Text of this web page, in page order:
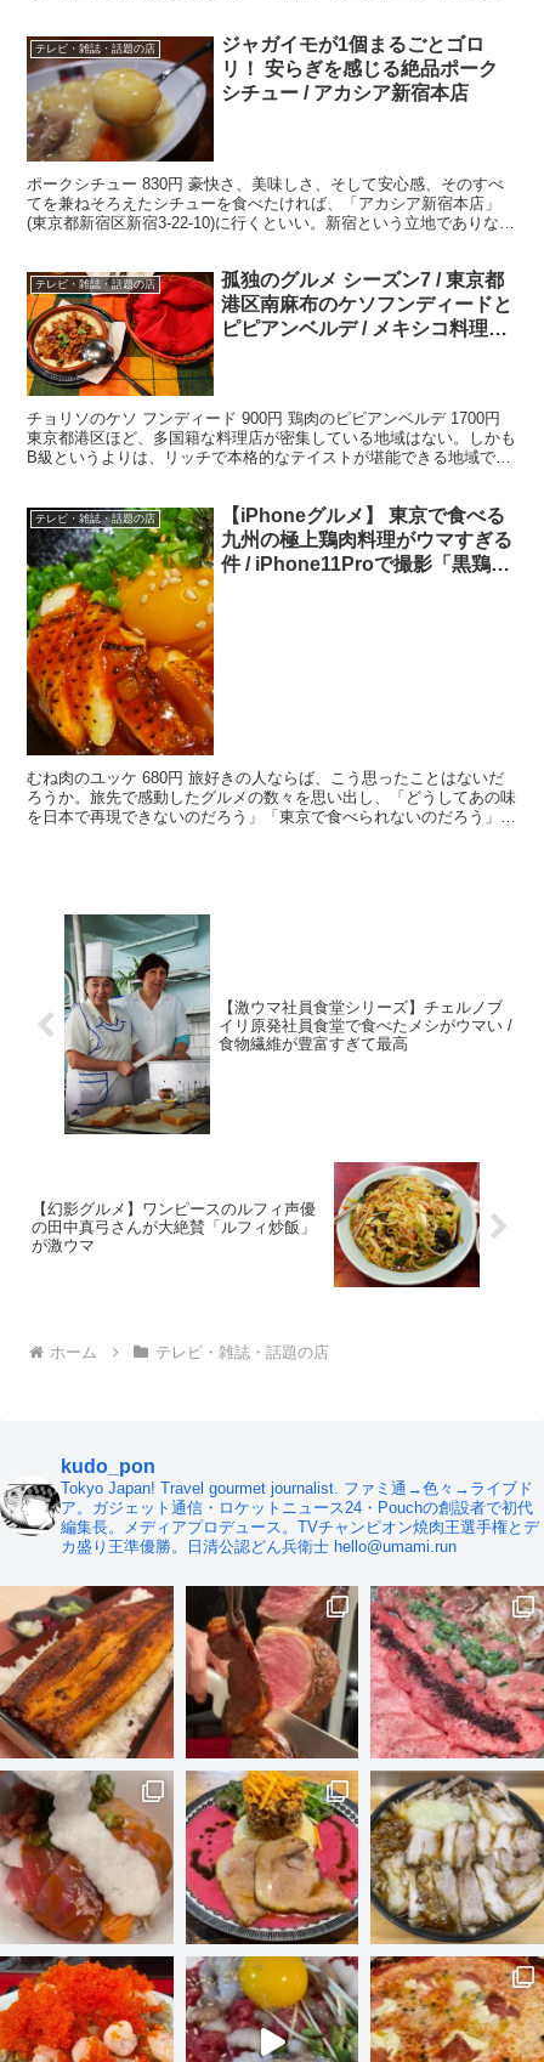
テレビ・雑誌・話題の店
ジャガイモが1個まるごとゴロ
リ！ 安らぎを感じる絶品ポーク
シチュー / アカシア新宿本店
ポークシチュー 830円 豪快さ、美味しさ、そして安心感、そのすべ
てを兼ねそろえたシチューを食べたければ、「アカシア新宿本店」
(東京都新宿区新宿3-22-10)に行くといい。新宿という立地でありなが
テレビ・雑誌・話題の店
孤独のグルメ シーズン7 / 東京都
港区南麻布のケソフンディードと
ピピアンベルデ / メキシコ料理の
チョリソのケソ フンディード 900円 鶏肉のピピアンベルデ 1700円
東京都港区ほど、多国籍な料理店が密集している地域はない。しかも
B級というよりは、リッチで本格的なテイストが堪能できる地域でも
テレビ・雑誌・話題の店
【iPhoneグルメ】 東京で食べる
九州の極上鶏肉料理がウマすぎる
件 / iPhone11Proで撮影「黒鶏フ
むね肉のユッケ 680円 旅好きの人ならば、こう思ったことはないだ
ろうか。旅先で感動したグルメの数々を思い出し、「どうしてあの味
を日本で再現できないのだろう」「東京で食べられないのだろう」
【激ウマ社員食堂シリーズ】チェルノブ
イリ原発社員食堂で食べたメシがウマい /
食物繊維が豊富すぎて最高
【幻影グルメ】ワンピースのルフィ声優
の田中真弓さんが大絶賛「ルフィ炒飯」
が激ウマ
ホーム テレビ・雑誌・話題の店
kudo_pon
Tokyo Japan! Travel gourmet journalist. ファミ通→色々→ライブド
ア。ガジェット通信・ロケットニュース24・Pouchの創設者で初代
編集長。メディアプロデュース。TVチャンピオン焼肉王選手権とデ
カ盛り王準優勝。日清公認どん兵衛士 hello@umami.run